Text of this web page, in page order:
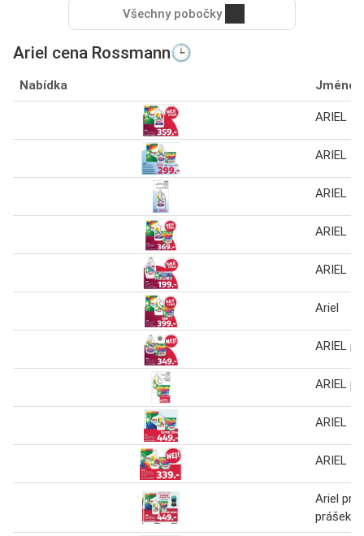
Všechny pobočky
Ariel cena Rossmann🕒
Nabídka Jméno
ARIEL
ARIEL
ARIEL
ARIEL
ARIEL
Ariel
ARIEL
ARIEL
ARIEL
ARIEL
Ariel
prášek,